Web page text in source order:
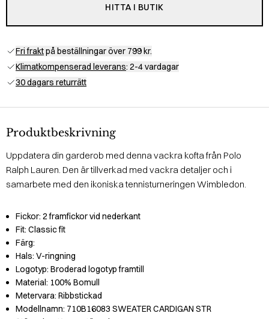
HITTA I BUTIK
Fri fraktpå beställningar över 799 kr.
Klimatkompenserad leverans: 2-4 vardagar
30 dagars returrätt
Produktbeskrivning
Uppdatera din garderob med denna vackra kofta från Polo
Ralph Lauren. Den är tillverkad med vackra detaljer och i
samarbete med den ikoniska tennisturneringen Wimbledon.
Fickor: 2 framfickor vid nederkant
Fit: Classic fit
Färg:
Hals: V-ringning
Logotyp: Broderad logotyp framtill
Material: 100% Bomull
Metervara: Ribbstickad
Modellnamn: 710B16083 SWEATER CARDIGAN STR